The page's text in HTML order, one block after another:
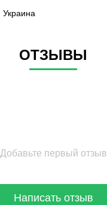
Украина
ОТЗЫВЫ
Добавьте первый отзыв
Написать отзыв